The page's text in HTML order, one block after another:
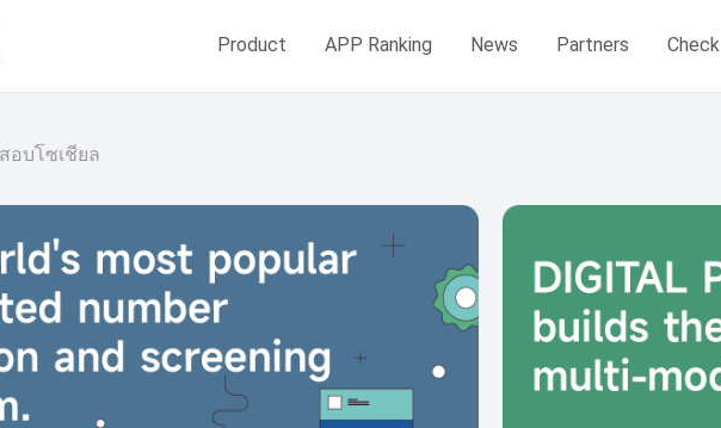
Product APP Ranking News Partners Check
อบโซเชียล